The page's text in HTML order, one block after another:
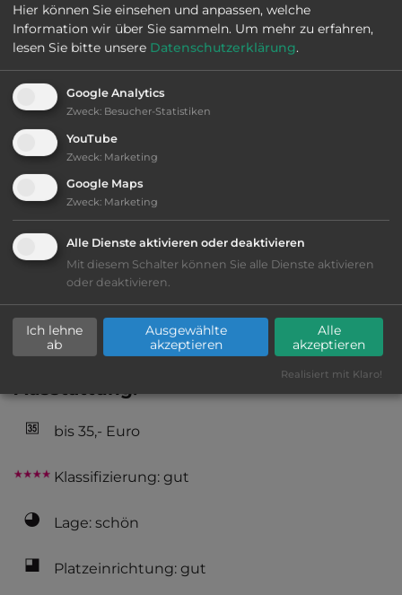
Fläche: 50.000m2
Öffnungszeiten: Ganzjährig geöffnet
Sehenswürdigkeiten:
Henrichenburg. Naturpark “Haard".
Ausstattung:
bis 35,- Euro
Klassifizierung: gut
Lage: schön
Platzeinrichtung: gut
Hier können Sie einsehen und anpassen, welche
Information wir über Sie sammeln. Um mehr zu erfahren,
lesen Sie bitte unsere Datenschutzerklärung.
Google Analytics
Zweck: Besucher-Statistiken
YouTube
Zweck: Marketing
Google Maps
Zweck: Marketing
Alle Dienste aktivieren oder deaktivieren
Mit diesem Schalter können Sie alle Dienste aktivieren
oder deaktivieren.
Ich lehne
ab
Ausgewählte
akzeptieren
Alle
akzeptieren
Realisiert mit Klaro!